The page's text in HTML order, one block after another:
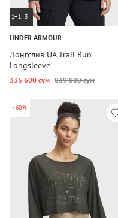
1+1=3
UNDER ARMOUR
Лонгслив UA Trail Run
Longsleeve
335 600 сум 839 000 сум
-60%